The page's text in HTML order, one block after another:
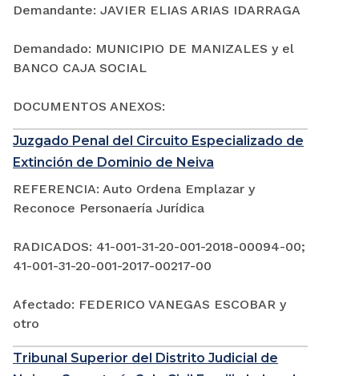
Demandante: JAVIER ELIAS ARIAS IDARRAGA
Demandado: MUNICIPIO DE MANIZALES y el
BANCO CAJA SOCIAL
DOCUMENTOS ANEXOS:
Juzgado Penal del Circuito Especializado de
Extinción de Dominio de Neiva
REFERENCIA: Auto Ordena Emplazar y
Reconoce Personaería Jurídica
RADICADOS: 41-001-31-20-001-2018-00094-00;
41-001-31-20-001-2017-00217-00
Afectado: FEDERICO VANEGAS ESCOBAR y
otro
Tribunal Superior del Distrito Judicial de